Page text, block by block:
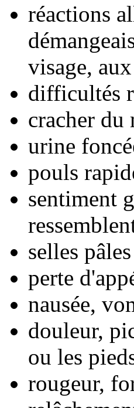
réactions
visage,
difficultés
cracher du
urine
pouls
sentiment
selles pâles
perte
nausée,
douleur,
ou les
rougeur,